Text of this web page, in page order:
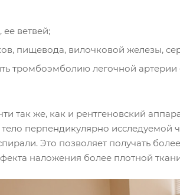
ветвей;
пищевода, вилочковой железы,
тромбоэмболию легочной
так же, как и рентгеновский
перпендикулярно исследуемой
Это позволяет получать
наложения более плотной